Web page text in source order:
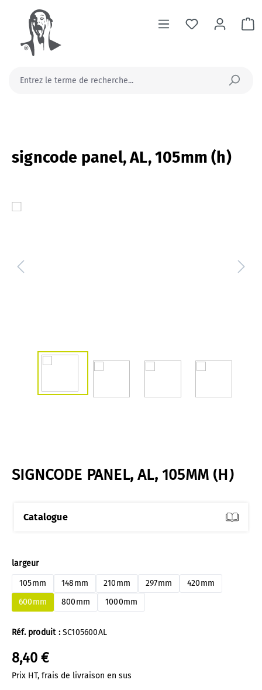
principal
signcode panel, AL, 105mm (h)
SIGNCODE PANEL, AL, 105MM (H)
Catalogue
Réf. produit :SC105600AL
8,40 €
Prix HT, frais de livraison en sus
Sélectionnez
largeur
105mm
148mm 210mm 297mm
420mm
600mm
800mm 1000mm